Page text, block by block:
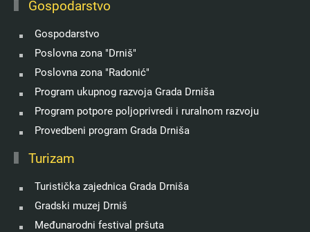
Gospodarstvo
Gospodarstvo
Poslovna zona "Drniš"
Poslovna zona "Radonić"
Program ukupnog razvoja Grada Drniša
Program potpore poljoprivredi i ruralnom razvoju
Provedbeni program Grada Drniša
Turizam
Turistička zajednica Grada Drniša
Gradski muzej Drniš
Međunarodni festival pršuta